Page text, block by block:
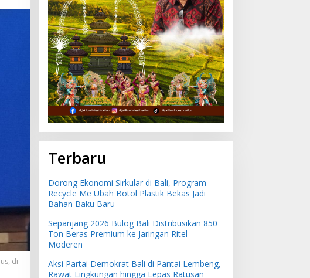
di
Terbaru
Dorong Ekonomi Sirkular di Bali, Program
Recycle Me Ubah Botol Plastik Bekas Jadi
Bahan Baku Baru
Sepanjang 2026 Bulog Bali Distribusikan 850
Ton Beras Premium ke Jaringan Ritel
Moderen
Aksi Partai Demokrat Bali di Pantai Lembeng,
Rawat Lingkungan hingga Lepas Ratusan